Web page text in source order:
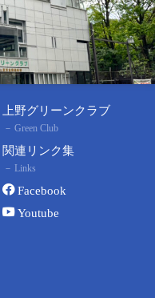
上野グリーンクラブ
Green Club
関連リンク集
Links
Facebook
Youtube